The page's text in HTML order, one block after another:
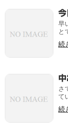
今
早
と
続
さ
て
続